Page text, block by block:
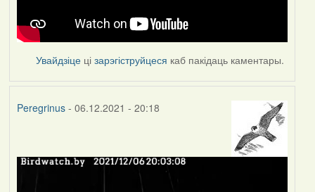
Увайдзіце цізарэгіструйцеся каб пакідаць каментары.
Peregrinus- 06.12.2021 - 20:18